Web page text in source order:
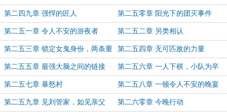
第二四九章 强悍的匠人 第二五零章 阳光下的团灭事件
第二五一章 令人不安的游夜者 第二五二章 另类相认
第二五三章 锁定女鬼身份，两条重
要线索
第二五四章 无可匹敌的力量
第二五五章 最强大脑之间的链接 第二五六章 一人下棋，小队为卒
第二五七章 暴怒村 第二五八章 一顿令人不安的晚宴
第二五九章 见刘管家，如见亲父 第二六零章 今晚行动